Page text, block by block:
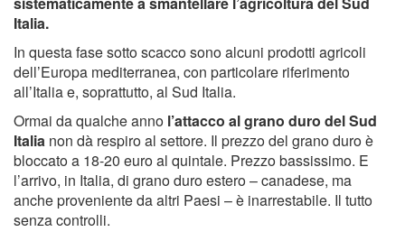
Italia.
In questa fase sotto scacco sono alcuni prodotti agricoli
dell’Europa mediterranea, con particolare riferimento
all’Italia e, soprattutto, al Sud Italia.
Ormai da qualche anno l’attacco al grano duro del Sud
Italia non dà respiro al settore. Il prezzo del grano duro è
bloccato a 18-20 euro al quintale. Prezzo bassissimo. E
l’arrivo, in Italia, di grano duro estero – canadese, ma
anche proveniente da altri Paesi – è inarrestabile. Il tutto
senza controlli.